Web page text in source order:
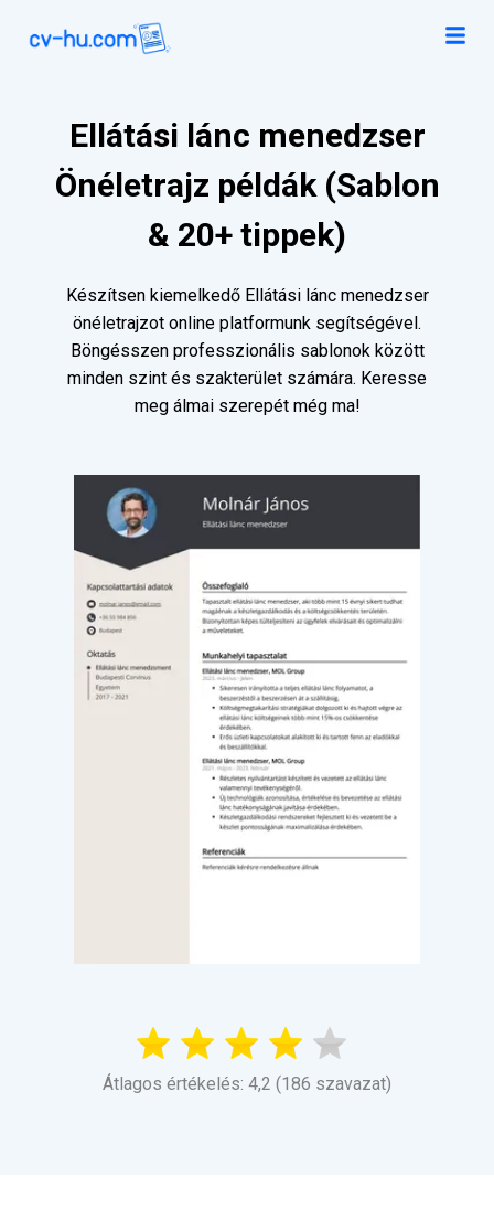
Ellátási lánc menedzser
Önéletrajz példák (Sablon
& 20+ tippek)
Készítsen kiemelkedő Ellátási lánc menedzser
önéletrajzot online platformunk segítségével.
Böngésszen professzionális sablonok között
minden szint és szakterület számára. Keresse
meg álmai szerepét még ma!
Átlagos értékelés: 4,2 (186 szavazat)